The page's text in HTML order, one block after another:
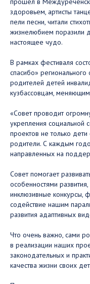
здоровьем, артисты
пели песни, читали
жизнелюбием поразили
настоящее чудо.
В рамках фестиваля
спасибо»
родителей детей
кузбассовцам,
«Совет проводит
укрепления
проектов не только
родители. С каждым
направленных на
Совет помогает
особенностями
инклюзивные конкурсы,
содействие нашим
развития адаптивных
Что очень важно, сами
в реализации наших
законодательных и
качества жизни своих